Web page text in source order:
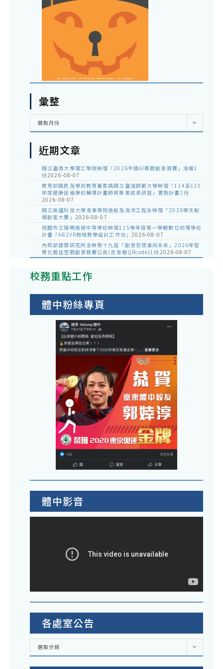
彙整
彙
選取月份
近期文章
國立臺南大學理工學院辦理「2026全國AI專題創意競賽」海報1
份2026-08-07
教育部國民及學前教育署委請國立臺灣師範大學辦理「114至115
年度健康促進學校輔導計畫師資專業成長研習」實施計畫1份
2026-08-07
國立高雄科技大學海事學院造船及海洋工程系辦理「2026學生船
模創客大賽」 2026-08-07
桃園市立陽明高級中等學校辦理115學年度第一學期數位前導學校
計畫「AR2VR跨域教學設計工作坊」 2026-08-07
內政部建築研究所主辦第十九屆「創意狂想巢向未來」2026年智
慧化居住空間創意競賽公告(含海報QRcode)1份2026-08-07
校務重點工作
體中粉絲專頁
體中影音
各處室公告
各
室
選取分類